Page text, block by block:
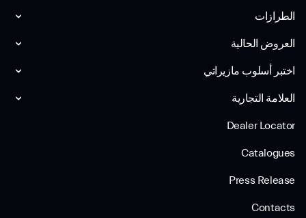
الطرازات
العروض الحالية
اختبر أسلوب مازیراتي
العلامة التجارية
Dealer Locator
Catalogues
Press Release
Contacts